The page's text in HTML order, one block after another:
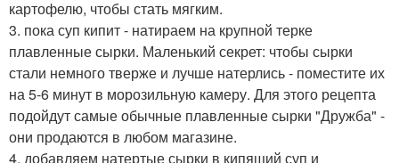
картофелю, чтобы стать мягким.
3. пока суп кипит - натираем на крупной терке
плавленные сырки. Маленький секрет: чтобы сырки
стали немного тверже и лучше натерлись - поместите их
на 5-6 минут в морозильную камеру. Для этого рецепта
подойдут самые обычные плавленные сырки "Дружба" -
они продаются в любом магазине.
4. добавляем натертые сырки в кипящий суп и